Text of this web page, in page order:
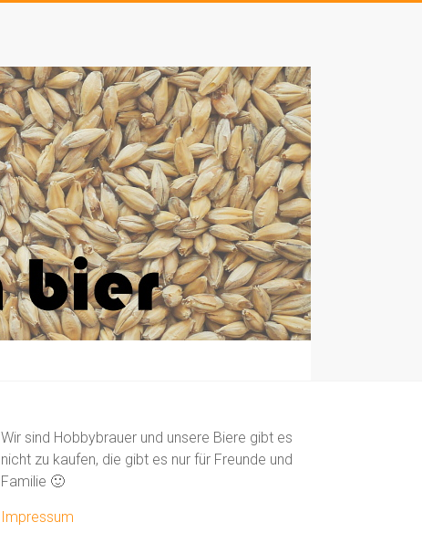
Wir sind Hobbybrauer und unsere Biere gibt es
nicht zu kaufen, die gibt es nur für Freunde und
Familie 🙂
Impressum